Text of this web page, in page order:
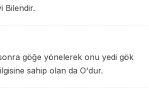
Bilendir.
göğe yönelerek onu yedi gök
sahip olan da O'dur.